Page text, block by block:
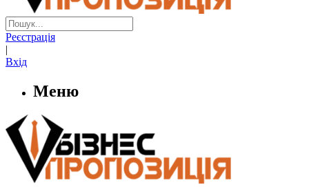
Реєстрація
|
Вхід
Меню